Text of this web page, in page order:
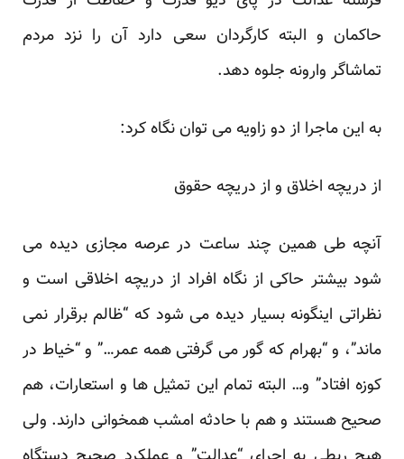
حاکمان و البته کارگردان سعی دارد آن را نزد مردم
تماشاگر وارونه جلوه دهد.
به این ماجرا از دو زاویه می توان نگاه کرد:
از دریچه اخلاق و از دریچه حقوق
آنچه طی همین چند ساعت در عرصه مجازی دیده می
شود بیشتر حاکی از نگاه افراد از دریچه اخلاقی است و
نظراتی اینگونه بسیار دیده می شود که “ظالم برقرار نمی
ماند”، و “بهرام که گور می گرفتی همه عمر…” و “خیاط در
کوزه افتاد” و… البته تمام این تمثیل ها و استعارات، هم
صحیح هستند و هم با حادثه امشب همخوانی دارند. ولی